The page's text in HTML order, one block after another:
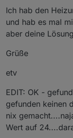
Ich hab den
und hab es mal
aber deine
Grüße
etv
EDIT: OK -
gefunden keinen
nix
Wert auf